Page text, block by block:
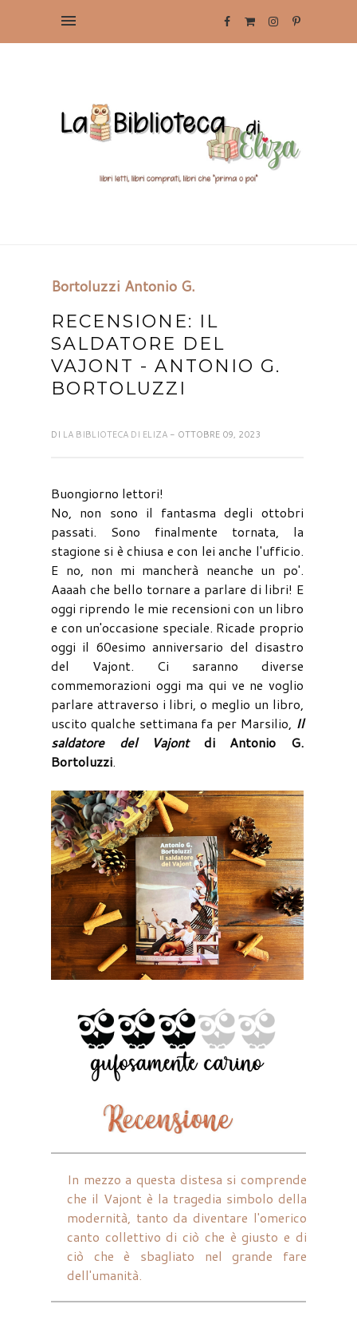
Bortoluzzi Antonio G.
RECENSIONE: IL
SALDATORE DEL
VAJONT - ANTONIO G.
BORTOLUZZI
DI LA BIBLIOTECA DI ELIZA - OTTOBRE 09, 2023
Buongiorno lettori!
No, non sono il fantasma degli ottobri
passati. Sono finalmente tornata, la
stagione si è chiusa e con lei anche l'ufficio.
E no, non mi mancherà neanche un po'.
Aaaah che bello tornare a parlare di libri! E
oggi riprendo le mie recensioni con un libro
e con un'occasione speciale. Ricade proprio
oggi il 60esimo anniversario del disastro
del Vajont. Ci saranno diverse
commemorazioni oggi ma qui ve ne voglio
parlare attraverso i libri, o meglio un libro,
uscito qualche settimana fa per Marsilio, Il
saldatore del Vajontdi Antonio G.
Bortoluzzi.
In mezzo a questa distesa si comprende
che il Vajont è la tragedia simbolo della
modernità, tanto da diventare l'omerico
canto collettivo di ciò che è giusto e di
ciò che è sbagliato nel grande fare
dell'umanità.